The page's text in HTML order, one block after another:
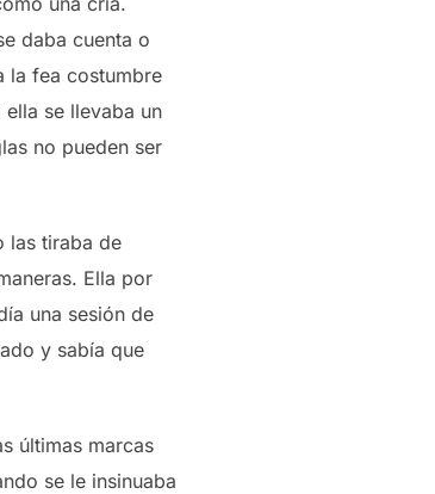
daba cuenta o
la fea costumbre
se llevaba un
no pueden ser
las tiraba de
Ella por
una sesión de
y sabía que
últimas marcas
se le insinuaba